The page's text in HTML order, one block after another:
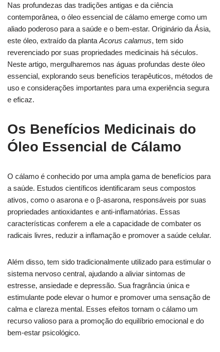
Nas profundezas das tradições antigas e da ciência
contemporânea, o óleo essencial de cálamo emerge como um
aliado poderoso para a saúde e o bem-estar. Originário da Ásia,
este óleo, extraído da planta Acorus calamus, tem sido
reverenciado por suas propriedades medicinais há séculos.
Neste artigo, mergulharemos nas águas profundas deste óleo
essencial, explorando seus benefícios terapêuticos, métodos de
uso e considerações importantes para uma experiência segura
e eficaz.
Os Benefícios Medicinais do
Óleo Essencial de Cálamo
O cálamo é conhecido por uma ampla gama de benefícios para
a saúde. Estudos científicos identificaram seus compostos
ativos, como o asarona e o β-asarona, responsáveis por suas
propriedades antioxidantes e anti-inflamatórias. Essas
características conferem a ele a capacidade de combater os
radicais livres, reduzir a inflamação e promover a saúde celular.
Além disso, tem sido tradicionalmente utilizado para estimular o
sistema nervoso central, ajudando a aliviar sintomas de
estresse, ansiedade e depressão. Sua fragrância única e
estimulante pode elevar o humor e promover uma sensação de
calma e clareza mental. Esses efeitos tornam o cálamo um
recurso valioso para a promoção do equilíbrio emocional e do
bem-estar psicológico.